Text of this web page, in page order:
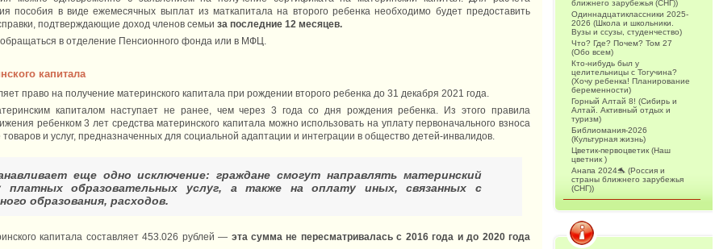
пособия в виде ежемесячных выплат из маткапитала на второго ребенка необходимо будет предоставить
подтверждающие доход членов семьи за последние 12 месяцев.
в отделение Пенсионного фонда или в МФЦ.
капитала
право на получение материнского капитала при рождении второго ребенка до 31 декабря 2021 года.
капиталом наступает не ранее, чем через 3 года со дня рождения ребенка. Из этого правила
ребенком 3 лет средства материнского капитала можно использовать на уплату первоначального взноса
и услуг, предназначенных для социальной адаптации и интеграции в общество детей-инвалидов.
еще одно исключение: граждане смогут направлять материнский
платных образовательных услуг, а также на оплату иных, связанных с
образования, расходов.
капитала составляет 453.026 рублей — эта сумма не пересматривалась с 2016 года и до 2020 года
ближнего зарубежья (СНГ))
Одиннадцатиклассники 2025-
2026 (Школа и школьники.
Вузы и ссузы, студенчество)
Что? Где? Почем? Том 27
(Обо всем)
Кто-нибудь был у
целительницы с Тогучина?
(Хочу ребенка! Планирование
беременности)
Горный Алтай 8! (Сибирь и
Алтай. Активный отдых и
туризм)
Библиомания-2026
(Культурная жизнь)
Цветик-первоцветик (Наш
цветник )
Анапа 2024🐬 (Россия и
страны ближнего зарубежья
(СНГ))